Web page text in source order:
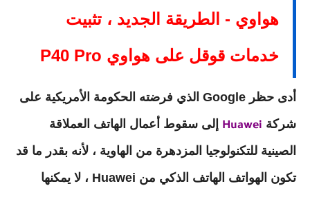
هواوي - الطريقة الجديد ، تثبيت
خدمات قوقل على هواوي P40 Pro
أدى حظر Google الذي فرضته الحكومة الأمريكية على
شركة Huawei
إلى سقوط أعمال الهاتف العملاقة
الصينية للتكنولوجيا المزدهرة من الهاوية ، لأنه بقدر ما قد
تكون الهواتف الهاتف الذكي من Huawei ، لا يمكنها